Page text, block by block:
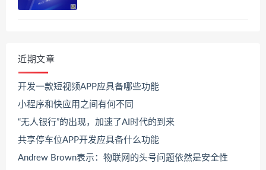
近期文章
开发一款短视频APP应具备哪些功能
小程序和快应用之间有何不同
“无人银行”的出现，加速了AI时代的到来
共享停车位APP开发应具备什么功能
Andrew Brown表示：物联网的头号问题依然是安全性